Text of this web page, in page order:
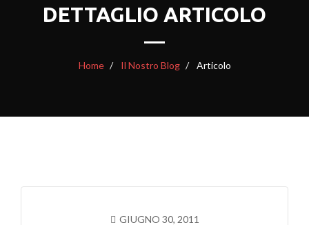
DETTAGLIO ARTICOLO
Home Il Nostro Blog Articolo
GIUGNO 30, 2011